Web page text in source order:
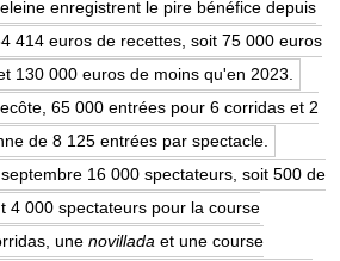
enregistrent le pire bénéfice depuis
414 euros de recettes, soit 75 000 euros
130 000 euros de moins qu'en 2023.
65 000 entrées pour 6 corridas et 2
de 8 125 entrées par spectacle.
16 000 spectateurs, soit 500 de
4 000 spectateurs pour la course
unenovillada et une course